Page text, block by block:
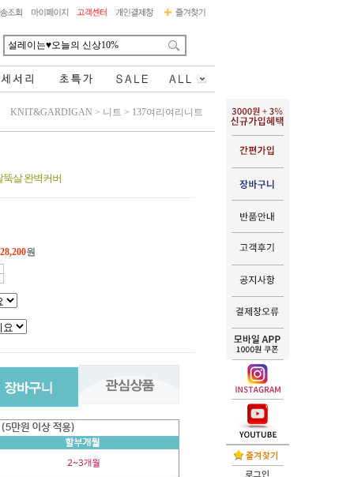
KNIT&GARDIGAN > 니트 > 137여리여리니트
살 완벽커버
28,200원